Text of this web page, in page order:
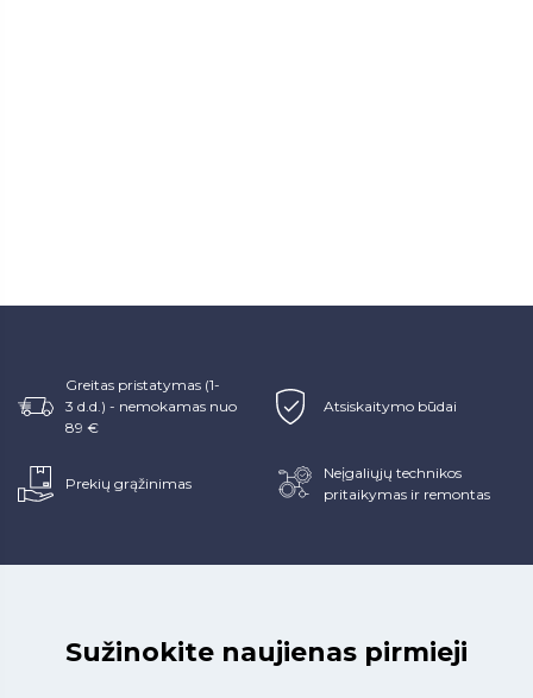
Greitas pristatymas (1-
3 d.d.) - nemokamas nuo
89 €
Atsiskaitymo būdai
Prekių grąžinimas
Neįgaliųjų technikos
pritaikymas ir remontas
Sužinokite naujienas pirmieji